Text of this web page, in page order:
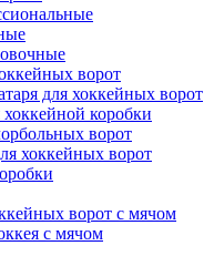
ворот
для хоккейных ворот
хоккейной коробки
ворот
хоккейных ворот
ворот с мячом
с мячом